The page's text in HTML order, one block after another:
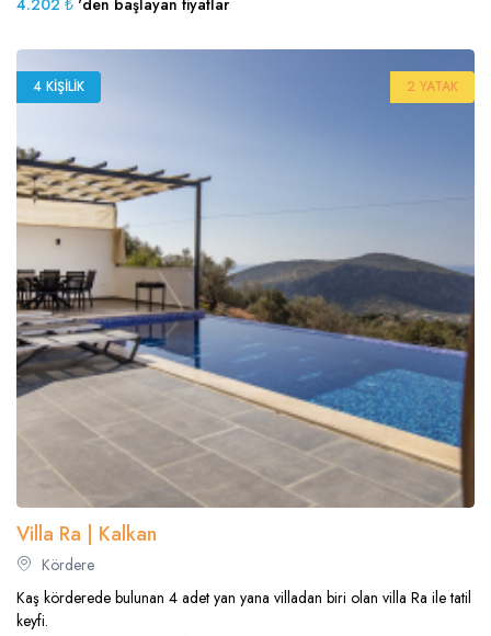
4.202 ₺ 'den başlayan fiyatlar
4 KIŞILIK 2 YATAK
Villa Ra | Kalkan
Kördere
Kaş körderede bulunan 4 adet yan yana villadan biri olan villa Ra ile tatil
keyfi.